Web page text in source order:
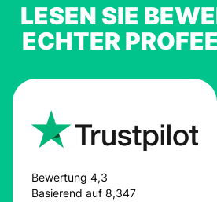
LESEN SIE
ECHTER
Bewertung 4,3
Basierend auf 8,347